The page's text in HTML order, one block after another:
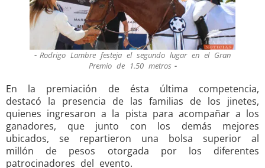
Rodrigo Lambre festeja el segundo lugar en el Gran
Premio de 1.50 metros
En la premiación de ésta última competencia,
destacó la presencia de las familias de los jinetes,
quienes ingresaron a la pista para acompañar a los
ganadores, que junto con los demás mejores
ubicados, se repartieron una bolsa superior al
millón de pesos otorgada por los diferentes
patrocinadores del evento.